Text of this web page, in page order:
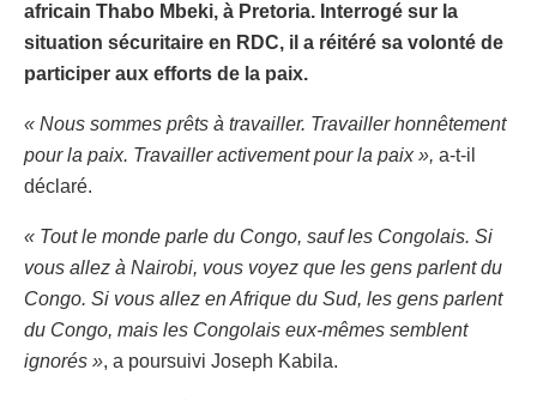
africain Thabo Mbeki, à Pretoria. Interrogé sur la
situation sécuritaire en RDC, il a réitéré sa volonté de
participer aux efforts de la paix.
« Nous sommes prêts à travailler. Travailler honnêtement
pour la paix. Travailler activement pour la paix », a-t-il
déclaré.
« Tout le monde parle du Congo, sauf les Congolais. Si
vous allez à Nairobi, vous voyez que les gens parlent du
Congo. Si vous allez en Afrique du Sud, les gens parlent
du Congo, mais les Congolais eux-mêmes semblent
ignorés », a poursuivi Joseph Kabila.